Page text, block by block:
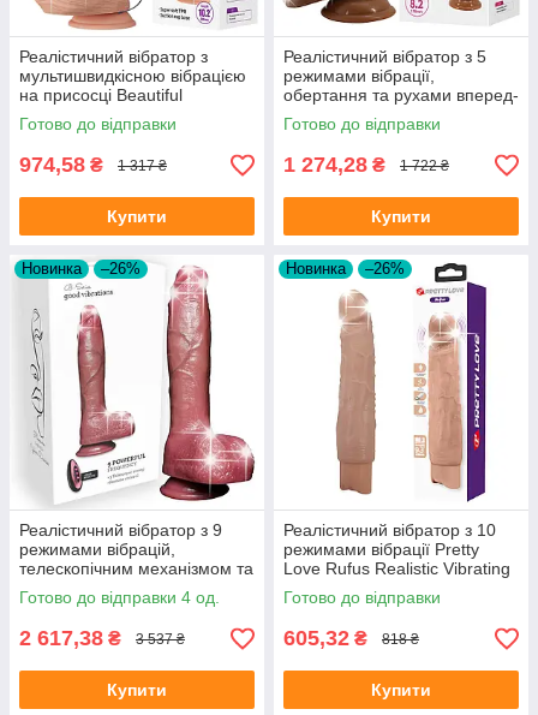
Реалістичний вібратор з
мультишвидкісною вібрацією
на присосці Beautiful
Encounter Bergrisi Vibrator
Flesh
Готово до відправки
974,58 ₴ 1 317 ₴
Купити
Реалістичний вібратор з 5
режимами вібрації,
обертання та рухами вперед-
назад Beautiful Encounter
Abel Vibrator Latin
Готово до відправки
1 274,28 ₴ 1 722 ₴
Купити
Новинка –26%
Реалістичний вібратор з 9
режимами вібрацій,
телескопічним механізмом та
підігрівом B-Series Good
Vibrations Power Stroke
Готово до відправки 4 од.
2 617,38 ₴ 3 537 ₴
Купити
Новинка –26%
Реалістичний вібратор з 10
режимами вібрації Pretty
Love Rufus Realistic Vibrating
Dildo Flesh
Готово до відправки
605,32 ₴ 818 ₴
Купити